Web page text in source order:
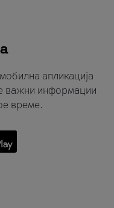
апликација
важни информации
време.